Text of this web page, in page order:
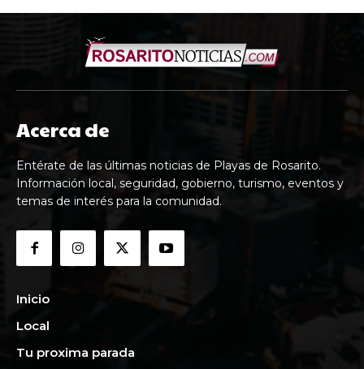
Acerca de
Entérate de las últimas noticias de Playas de Rosarito.
Información local, seguridad, gobierno, turismo, eventos y
temas de interés para la comunidad.
Inicio
Local
Tu proxima parada